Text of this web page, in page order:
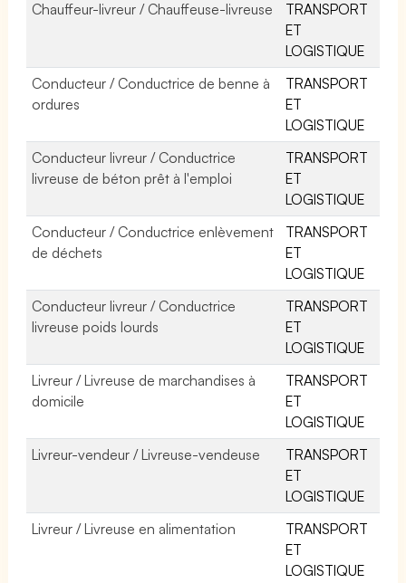
Chauffeur-livreur / Chauffeuse-livreuse
TRANSPORT
ET
LOGISTIQUE
Conducteur / Conductrice de benne à
ordures
TRANSPORT
ET
LOGISTIQUE
Conducteur livreur / Conductrice
livreuse de béton prêt à l'emploi
TRANSPORT
ET
LOGISTIQUE
Conducteur / Conductrice enlèvement
de déchets
TRANSPORT
ET
LOGISTIQUE
Conducteur livreur / Conductrice
livreuse poids lourds
TRANSPORT
ET
LOGISTIQUE
Livreur / Livreuse de marchandises à
domicile
TRANSPORT
ET
LOGISTIQUE
Livreur-vendeur / Livreuse-vendeuse
TRANSPORT
ET
LOGISTIQUE
Livreur / Livreuse en alimentation
TRANSPORT
ET
LOGISTIQUE